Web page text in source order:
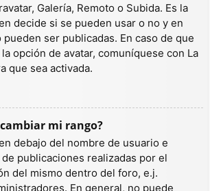
Galería, Remoto o Subida. Es la
decide si se pueden usar o no y en
ser publicadas. En caso de que
opción de avatar, comuníquese con La
que sea activada.
mi rango?
debajo del nombre de usuario e
publicaciones realizadas por el
del mismo dentro del foro, e.j.
En general, no puede